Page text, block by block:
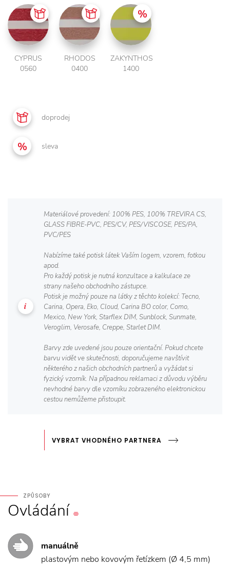
CYPRUS
0560
RHODOS
0400
ZAKYNTHOS
1400
doprodej
sleva
Materiálové provedení: 100% PES, 100% TREVIRA CS,
GLASS FIBRE-PVC, PES/CV, PES/VISCOSE, PES/PA,
PVC/PES
Nabízíme také potisk látek Vaším logem, vzorem, fotkou
apod.
Pro každý potisk je nutná konzultace a kalkulace ze
strany našeho obchodního zástupce.
Potisk je možný pouze na látky z těchto kolekcí: Tecno,
Carina, Opera, Eko, Cloud, Carina BO color, Como,
Mexico, New York, Starflex DIM, Sunblock, Sunmate,
Veroglim, Verosafe, Creppe, Starlet DIM.
Barvy zde uvedené jsou pouze orientační. Pokud chcete
barvu vidět ve skutečnosti, doporučujeme navštívit
některého z našich obchodních partnerů a vyžádat si
fyzický vzorník. Na případnou reklamaci z důvodu výběru
nevhodné barvy dle vzorníku zobrazeného elektronickou
cestou nemůžeme přistoupit.
VYBRAT VHODNÉHO PARTNERA
ZPŮSOBY
Ovládání
manuálně
plastovým nebo kovovým řetízkem (Ø 4,5 mm)